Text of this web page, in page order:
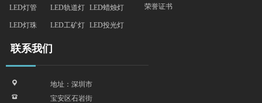
LED灯管
LED灯珠
LED蜡烛灯
LED投光灯
LED轨道灯
LED工矿灯
荣誉证书
联系我们
地址：深圳市
宝安区石岩街
끇
뀰